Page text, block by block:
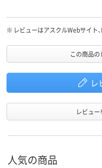
※ レビューはアスクルWebサイト
この商品
レ
レビュ
人気の商品